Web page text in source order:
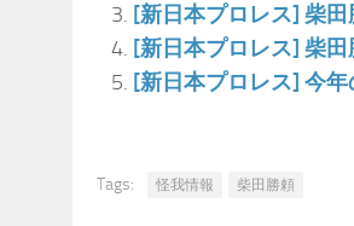
[新日本プロレス] 柴
[新日本プロレス] 柴
[新日本プロレス] 今年
Tags: 怪我情報 柴田勝頼